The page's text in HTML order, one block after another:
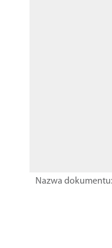
Nazwa dokumentu: